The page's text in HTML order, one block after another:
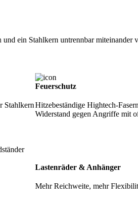
ein Stahlkern untrennbar
Stahlkern
Feuerschutz
Hitzebeständige Hightech-
Widerstand gegen Angriffe mit
Lastenräder & Anhänger
Mehr Reichweite, mehr